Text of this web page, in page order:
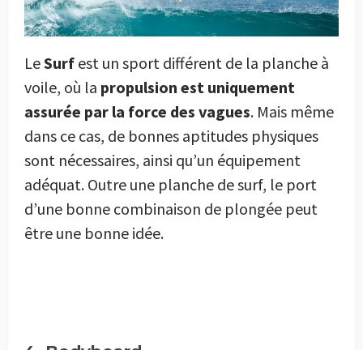
LeSurf est un sport différent de la planche à
voile, où la propulsion est uniquement
assurée par la force des vagues. Mais même
dans ce cas, de bonnes aptitudes physiques
sont nécessaires, ainsi qu’un équipement
adéquat. Outre une planche de surf, le port
d’une bonne combinaison de plongée peut
être une bonne idée.